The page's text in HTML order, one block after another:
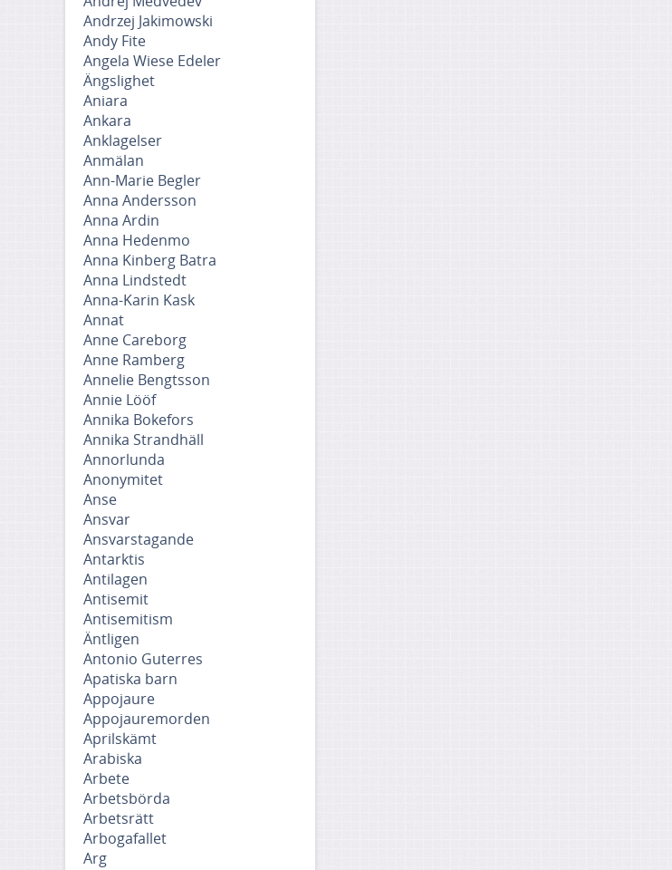
Andrzej Jakimowski
Andy Fite
Angela Wiese Edeler
Ängslighet
Aniara
Ankara
Anklagelser
Anmälan
Ann-Marie Begler
Anna Andersson
Anna Ardin
Anna Hedenmo
Anna Kinberg Batra
Anna Lindstedt
Anna-Karin Kask
Annat
Anne Careborg
Anne Ramberg
Annelie Bengtsson
Annie Lööf
Annika Bokefors
Annika Strandhäll
Annorlunda
Anonymitet
Anse
Ansvar
Ansvarstagande
Antarktis
Antilagen
Antisemit
Antisemitism
Äntligen
Antonio Guterres
Apatiska barn
Appojaure
Appojauremorden
Aprilskämt
Arabiska
Arbete
Arbetsbörda
Arbetsrätt
Arbogafallet
Arg